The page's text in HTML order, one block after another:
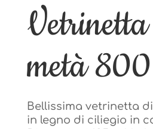
metà 800
Bellissima vetrinetta
in legno di ciliegio in
metà 800
Bellissima vetrinetta
in legno di ciliegio in